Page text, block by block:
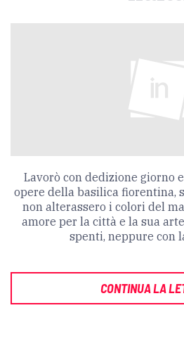
Lavorò con dedizione giorno
opere della basilica fiorentina,
non alterassero i colori del
amore per la città e la sua
spenti, neppure con
CONTINUA LA